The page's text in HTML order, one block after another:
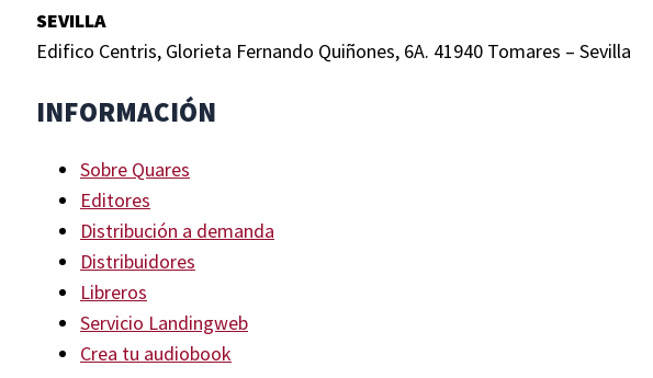
SEVILLA
Edifico Centris, Glorieta Fernando Quiñones, 6A. 41940 Tomares – Sevilla
INFORMACIÓN
Sobre Quares
Editores
Distribución a demanda
Distribuidores
Libreros
Servicio Landingweb
Crea tu audiobook